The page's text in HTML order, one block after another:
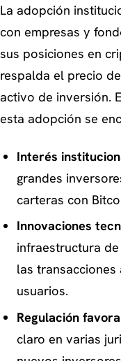
La adopción
con empresas y
sus posiciones en
respalda el precio
activo de inversión.
esta adopción se
Interés
grandes
carteras con
Innovaciones
infraestructura
las
usuarios.
Regulación
claro en varias